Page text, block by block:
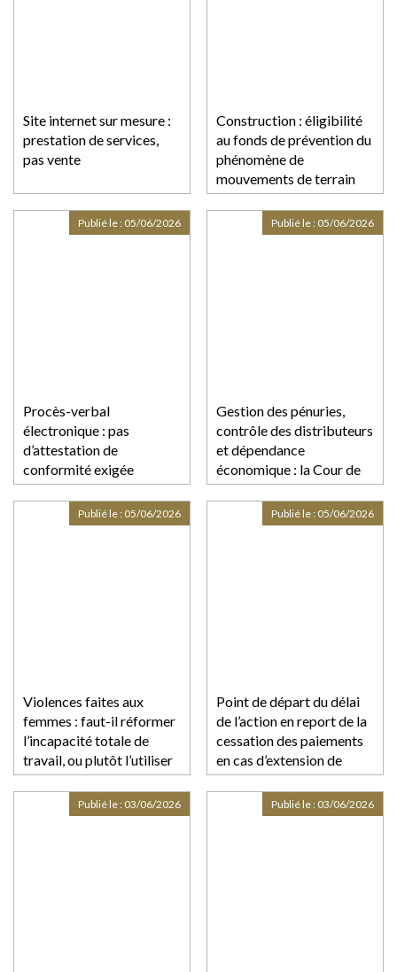
Site internet sur mesure :
prestation de services,
pas vente
Construction : éligibilité
au fonds de prévention du
phénomène de
mouvements de terrain
Procès-verbal
électronique : pas
d’attestation de
conformité exigée
Publié le : 05/06/2026
Gestion des pénuries,
contrôle des distributeurs
et dépendance
économique : la Cour de
cassation durcit
l’appréciation des
pratiques verticales !
Publié le : 05/06/2026
Violences faites aux
femmes : faut-il réformer
l’incapacité totale de
travail, ou plutôt l’utiliser
correctement ?
Publié le : 05/06/2026
Point de départ du délai
de l’action en report de la
cessation des paiements
en cas d’extension de
procédure collective
Publié le : 05/06/2026
Publié le : 03/06/2026 Publié le : 03/06/2026